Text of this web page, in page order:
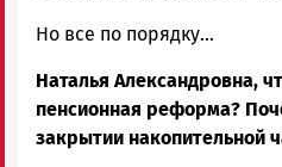
Но все по порядку…
Наталья Александровна,
пенсионная реформа?
закрытии накопительной